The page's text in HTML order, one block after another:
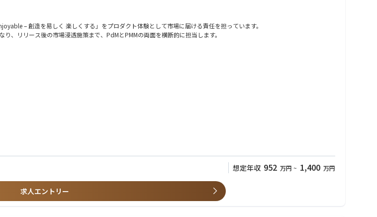
– 創造を易しく 楽しくする」をプロダクト体験として市場に届ける責任を担っています。
、リリース後の市場浸透施策まで、PdMとPMMの両面を横断的に担当します。
を担います。
ます。
いただきたいと考えます。
ョンが必要になります。
想定年収 952 万円 ~ 1,400 万円
求人エントリー